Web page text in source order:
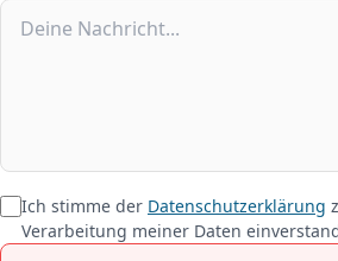
Ich stimme der Datenschutzerklärung
Verarbeitung meiner Daten